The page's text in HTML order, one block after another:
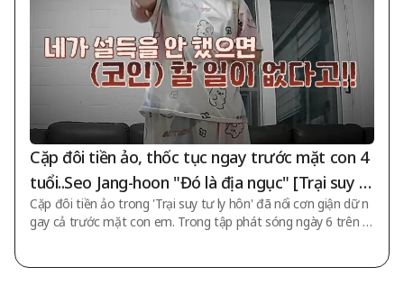
Cặp đôi tiền ảo, thốc tục ngay trước mặt con 4
tuổi..Seo Jang-hoon "Đó là địa ngục" [Trại suy t
ư ly hôn]
Cặp đôi tiền ảo trong 'Trại suy tư ly hôn' đã nổi cơn giận dữ n
gay cả trước mặt con em. Trong tập phát sóng ngày 6 trên c